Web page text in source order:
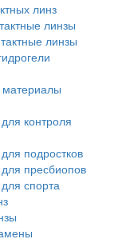
линз
линзы
линзы
контроля
подростков
пресбиопов
спорта